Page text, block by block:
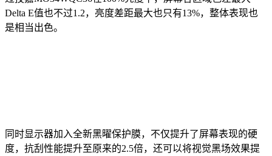
Delta E值也不过1.2，亮度差距最大也只有13%，整体表现也
是相当出色。
同时显示器加入全新黑曜保护膜，不仅提升了屏幕表现的硬
度，抗刮性能提升至原来的2.5倍，还可以将视觉黑场效果提